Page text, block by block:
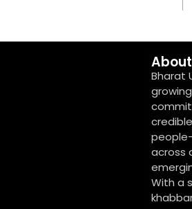
About
Bharat
across
With a